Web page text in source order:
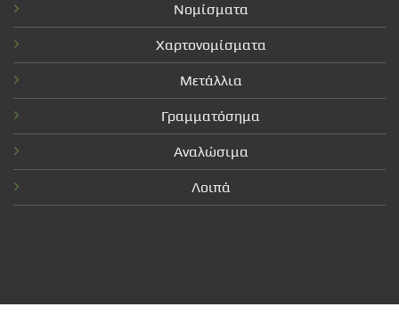
Νομίσματα
Χαρτονομίσματα
Μετάλλια
Γραμματόσημα
Αναλώσιμα
Λοιπά